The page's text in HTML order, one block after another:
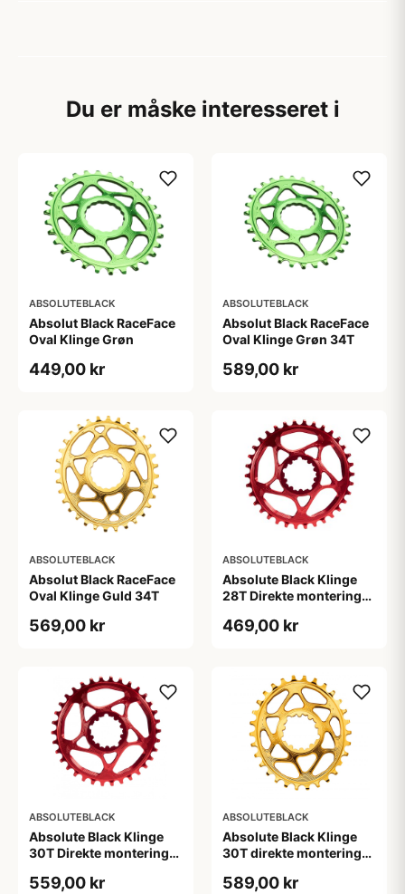
Du er måske interesseret i
ABSOLUTEBLACK
Absolut Black RaceFace
Oval Klinge Grøn
449,00 kr
ABSOLUTEBLACK
Absolut Black RaceFace
Oval Klinge Grøn 34T
589,00 kr
ABSOLUTEBLACK
Absolut Black RaceFace
Oval Klinge Guld 34T
569,00 kr
ABSOLUTEBLACK
Absolute Black Klinge
28T Direkte montering
469,00 kr
ABSOLUTEBLACK
Absolute Black Klinge
30T Direkte montering
Rød
559,00 kr
ABSOLUTEBLACK
Absolute Black Klinge
30T direkte montering
589,00 kr